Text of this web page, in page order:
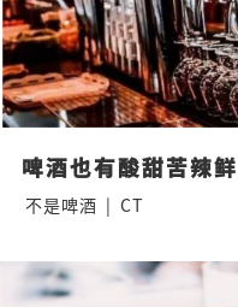
啤酒也有酸甜苦辣
不是啤酒 | CT